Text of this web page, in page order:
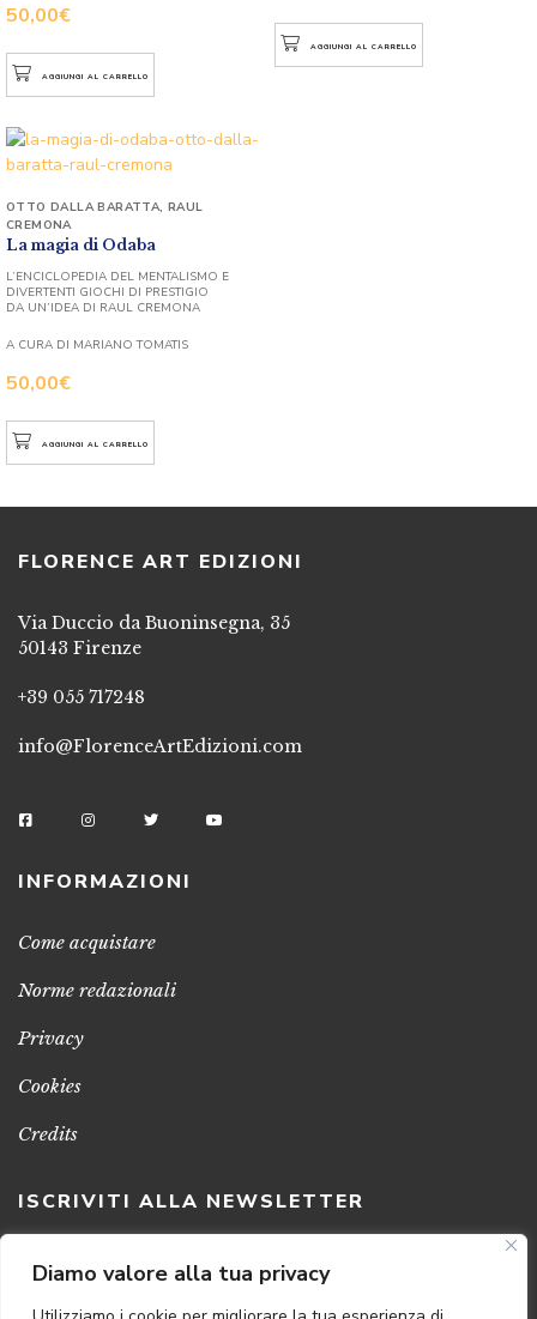
Diamo valore alla tua privacy
50,00€
AGGIUNGI AL CARRELLO
AGGIUNGI AL CARRELLO
La magia di Odaba
50,00€
OTTO DALLA BARATTA,RAUL
CREMONA
L’ENCICLOPEDIA DEL MENTALISMO E
DIVERTENTI GIOCHI DI PRESTIGIO
DA UN’IDEA DI RAUL CREMONA
A CURA DI MARIANO TOMATIS
AGGIUNGI AL CARRELLO
FLORENCE ART EDIZIONI
Via Duccio da Buoninsegna, 35
50143 Firenze
+39 055 717248
info@FlorenceArtEdizioni.com
INFORMAZIONI
Come acquistare
Norme redazionali
Privacy
Cookies
Credits
ISCRIVITI ALLA NEWSLETTER
Clicca sul pulsante per ricevere le nostre ultime novità,
notizie e promozioni